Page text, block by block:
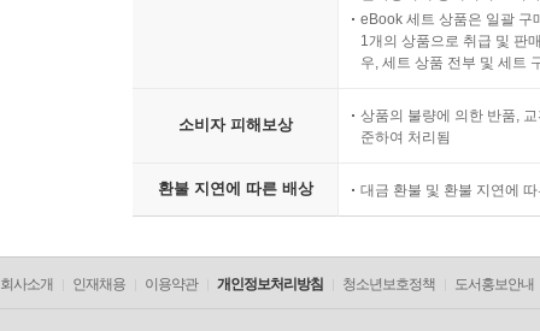
eBook 세트 상품은 일괄 구
1개의 상품으로 취급 및 판
우, 세트 상품 전부 및 세트
소비자 피해보상
상품의 불량에 의한 반품,
준하여 처리됨
환불 지연에 따른 배상 대금 환불 및 환불 지연에
회사소개 인재채용 이용약관 개인정보처리방침 청소년보호정책 도서홍보안내